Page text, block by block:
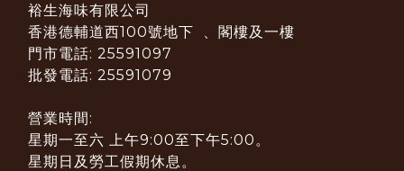
裕生海味有限公司
香港德輔道西100號地下 、閣樓及一樓
門市電話: 25591097
批發電話: 25591079
營業時間:
星期一至六 上午9:00至下午5:00。
星期日及勞工假期休息。